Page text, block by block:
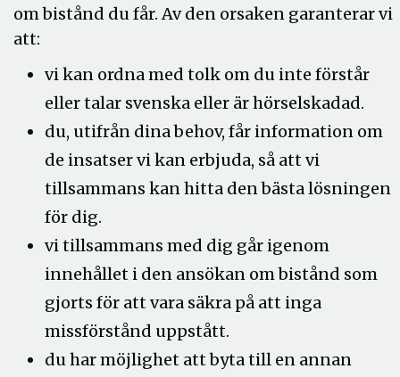
om bistånd du får. Av den orsaken garanterar vi
att:
vi kan ordna med tolk om du inte förstår
eller talar svenska eller är hörselskadad.
du, utifrån dina behov, får information om
de insatser vi kan erbjuda, så att vi
tillsammans kan hitta den bästa lösningen
för dig.
vi tillsammans med dig går igenom
innehållet i den ansökan om bistånd som
gjorts för att vara säkra på att inga
missförstånd uppstått.
du har möjlighet att byta till en annan